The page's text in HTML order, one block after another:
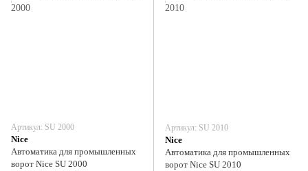
Артикул: SU 2000
Nice
Автоматика для промышленных
ворот Nice SU 2000
Артикул: SU 2010
Nice
Автоматика для промышленных
ворот Nice SU 2010